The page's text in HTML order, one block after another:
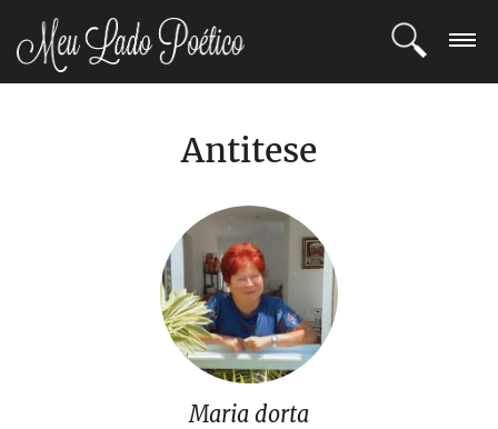
Antitese
Maria dorta